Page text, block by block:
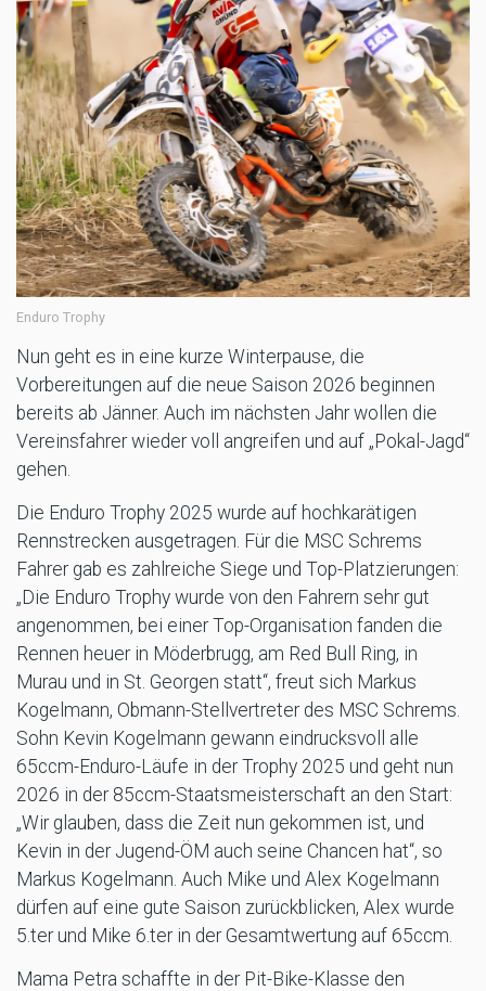
Enduro Trophy
Nun geht es in eine kurze Winterpause, die
Vorbereitungen auf die neue Saison 2026 beginnen
bereits ab Jänner. Auch im nächsten Jahr wollen die
Vereinsfahrer wieder voll angreifen und auf „Pokal-Jagd“
gehen.
Die Enduro Trophy 2025 wurde auf hochkarätigen
Rennstrecken ausgetragen. Für die MSC Schrems
Fahrer gab es zahlreiche Siege und Top-Platzierungen:
„Die Enduro Trophy wurde von den Fahrern sehr gut
angenommen, bei einer Top-Organisation fanden die
Rennen heuer in Möderbrugg, am Red Bull Ring, in
Murau und in St. Georgen statt“, freut sich Markus
Kogelmann, Obmann-Stellvertreter des MSC Schrems.
Sohn Kevin Kogelmann gewann eindrucksvoll alle
65ccm-Enduro-Läufe in der Trophy 2025 und geht nun
2026 in der 85ccm-Staatsmeisterschaft an den Start:
„Wir glauben, dass die Zeit nun gekommen ist, und
Kevin in der Jugend-ÖM auch seine Chancen hat“, so
Markus Kogelmann. Auch Mike und Alex Kogelmann
dürfen auf eine gute Saison zurückblicken, Alex wurde
5.ter und Mike 6.ter in der Gesamtwertung auf 65ccm.
Mama Petra schaffte in der Pit-Bike-Klasse den